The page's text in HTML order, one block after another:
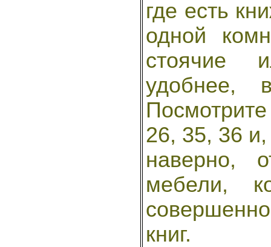
где есть
одной
стоячие
удобнее,
26, 35, 36
наверно,
мебели,
книг.